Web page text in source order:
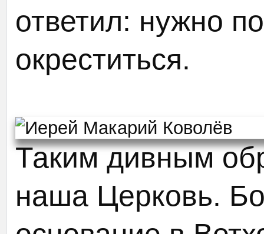
ответил: нужно
окреститься.
Таким дивным
наша Церковь.